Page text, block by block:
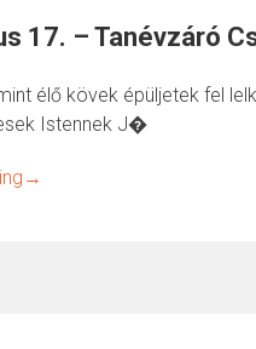
17. – Tanévzáró
élő kövek épüljetek fel
Istennek J�
→